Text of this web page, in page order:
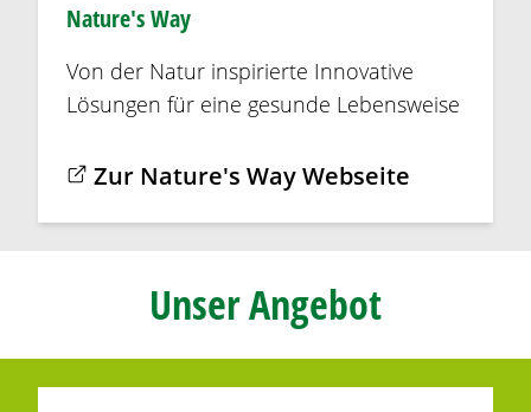
Nature's Way
Von der Natur inspirierte Innovative
Lösungen für eine gesunde Lebensweise
Zur Nature's Way Webseite
Unser Angebot